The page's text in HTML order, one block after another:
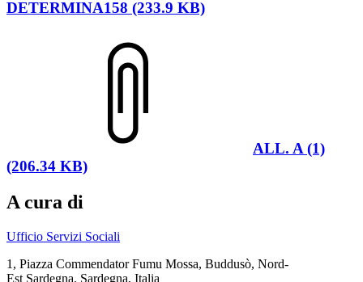
DETERMINA158 (233.9 KB)
ALL. A (1)
(206.34 KB)
A cura di
Ufficio Servizi Sociali
1, Piazza Commendator Fumu Mossa, Buddusò, Nord-
Est Sardegna, Sardegna, Italia